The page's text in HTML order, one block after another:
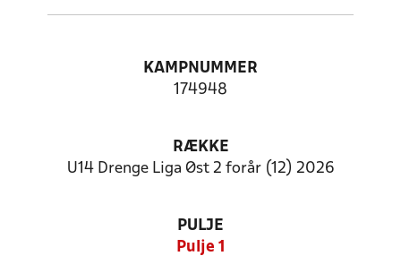
KAMPNUMMER
174948
RÆKKE
U14 Drenge Liga Øst 2 forår (12) 2026
PULJE
Pulje 1